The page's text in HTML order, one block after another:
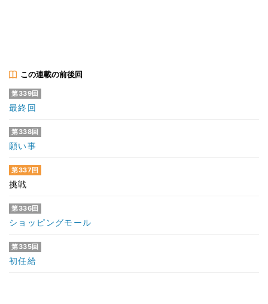
この連載の前後回
第339回
最終回
第338回
願い事
第337回
挑戦
第336回
ショッピングモール
第335回
初任給